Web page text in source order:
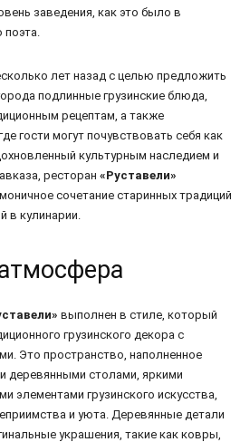
заведения, как это было в
поэта.
лет назад с целью предложить
подлинные грузинские блюда,
рецептам, а также
гости могут почувствовать себя как
культурным наследием и
ресторан «Руставели»
сочетание старинных традиций
в кулинарии.
выполнен в стиле, который
грузинского декора с
Это пространство, наполненное
деревянными столами, яркими
элементами грузинского искусства,
и уюта. Деревянные детали
украшения, такие как ковры,